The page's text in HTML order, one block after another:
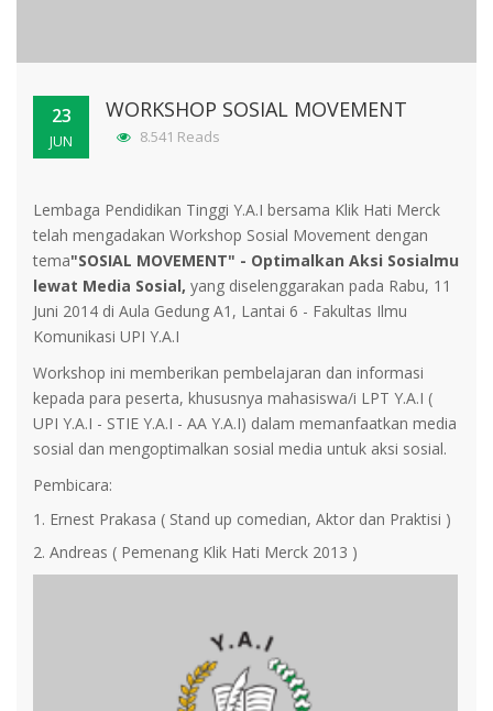
23
JUN
WORKSHOP SOSIAL MOVEMENT
8.541 Reads
Lembaga Pendidikan Tinggi Y.A.I bersama Klik Hati Merck
telah mengadakan Workshop Sosial Movement dengan
tema"SOSIAL MOVEMENT" - Optimalkan Aksi Sosialmu
lewat Media Sosial, yang diselenggarakan pada Rabu, 11
Juni 2014 di Aula Gedung A1, Lantai 6 - Fakultas Ilmu
Komunikasi UPI Y.A.I
Workshop ini memberikan pembelajaran dan informasi
kepada para peserta, khususnya mahasiswa/i LPT Y.A.I (
UPI Y.A.I - STIE Y.A.I - AA Y.A.I) dalam memanfaatkan media
sosial dan mengoptimalkan sosial media untuk aksi sosial.
Pembicara:
1. Ernest Prakasa ( Stand up comedian, Aktor dan Praktisi )
2. Andreas ( Pemenang Klik Hati Merck 2013 )